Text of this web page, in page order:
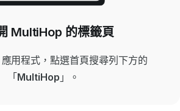
MultiHop 的標籤頁
用程式，點選首頁搜尋列下方的
「MultiHop 」。